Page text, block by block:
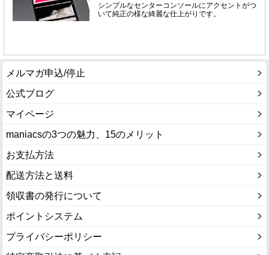
メルマガ申込/停止
公式ブログ
マイページ
maniacsの3つの魅力、15のメリット
お支払方法
配送方法と送料
領収書の発行について
ポイントシステム
プライバシーポリシー